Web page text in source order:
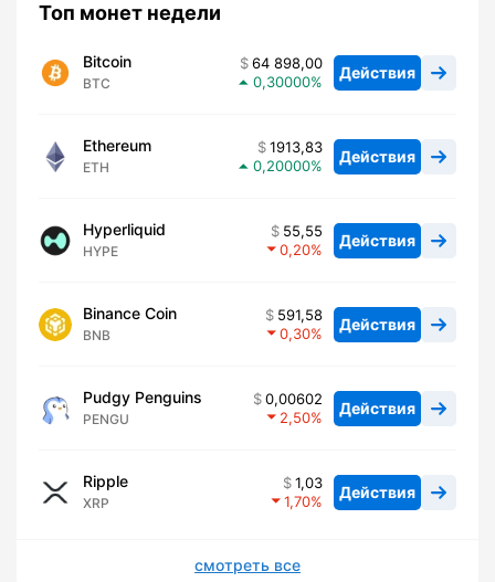
Топ монет недели
Bitcoin
BTC
64 898,00
0,30000
Действия
Ethereum
ETH
1913,83
0,20000
Действия
Hyperliquid
HYPE
55,55
0,20
Действия
Binance Coin
BNB
591,58
0,30
Действия
Pudgy Penguins
PENGU
0,00602
2,50
Действия
Ripple
XRP
1,03
1,70
Действия
смотреть все